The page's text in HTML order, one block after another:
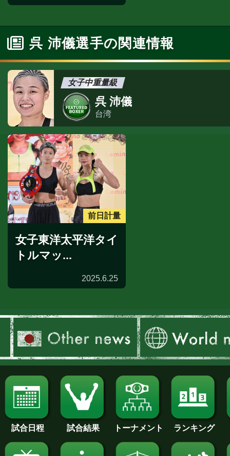
呉 沛儀選手の関連情報
女子中重量級
呉 沛儀
台湾
前日計量
女子東洋太平洋タイ
トルマッ...
2025.6.25
試合日程 試合結果 トーナメント ランキング